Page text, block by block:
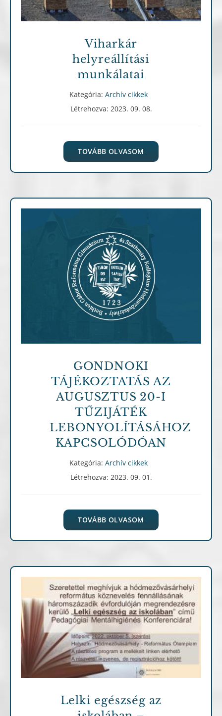
Viharkár
helyreállítási
munkálatai
Kategória: Archív cikkek
Létrehozva: 2023. 09. 08.
TOVÁBB OLVASOM
Archív cikkek
GONDNOKI
TÁJÉKOZTATÁS AZ
AUGUSZTUS 20-I
TŰZIJÁTÉK
LEBONYOLÍTÁSÁHOZ
KAPCSOLÓDÓAN
Kategória: Archív cikkek
Létrehozva: 2023. 09. 01.
TOVÁBB OLVASOM
Archív cikkek
Lelki egészség az